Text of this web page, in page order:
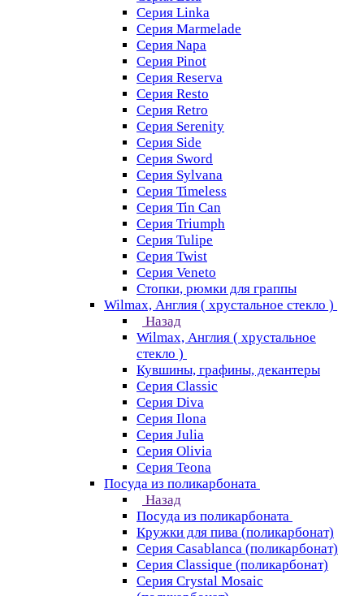
Серия Linka
Серия Marmelade
Серия Napa
Серия Pinot
Серия Reserva
Серия Resto
Серия Retro
Серия Serenity
Серия Side
Серия Sword
Серия Sуlvana
Серия Timeless
Серия Tin Can
Серия Triumph
Серия Tulipe
Серия Twist
Серия Veneto
Стопки, рюмки для граппы
Wilmax, Англия ( хрустальное стекло )
Назад
Wilmax, Англия ( хрустальное
стекло )
Кувшины, графины, декантеры
Серия Classic
Серия Diva
Серия Ilona
Серия Julia
Серия Olivia
Серия Teona
Посуда из поликарбоната
Назад
Посуда из поликарбоната
Кружки для пива (поликарбонат)
Серия Casablanсa (поликарбонат)
Серия Classique (поликарбонат)
Серия Crystal Mosaic